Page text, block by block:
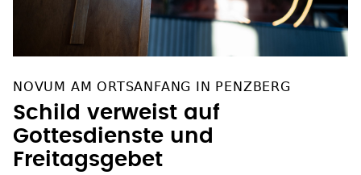
NOVUM AM ORTSANFANG IN PENZBERG
Schild verweist auf
Gottesdienste und
Freitagsgebet